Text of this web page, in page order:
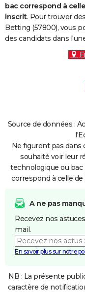
S'inscrire
Se connecter
Lycées
Collèges
Primaires
Universités
Entreprises
Service militaire
Avis de recherche
AVIS DE DÉCÈS
FORUM
bac correspond à
inscrit. Pour trouver
Betting (57800), vous
des candidats dans
Source de données :
Ne figurent pas dans
souhaité voir leur
technologique ou
correspond à celle
A ne pas
Recevez nos
mail.
En savoir plus sur notre
NB : La présente
caractère de